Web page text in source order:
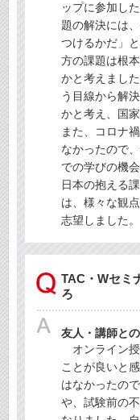
ップに参加し
題の解決には
つけるかだ」
方の課題は根
かと考えまし
う目線から解
かと考え、国
また、コロナ
なかったので
での学びの機
日本の抱える
は、様々な観
志望しました。
TAC・Wセミ
ろ
友人・講師と
オンライン授
ことが良いと
はなかったの
や、試験前の